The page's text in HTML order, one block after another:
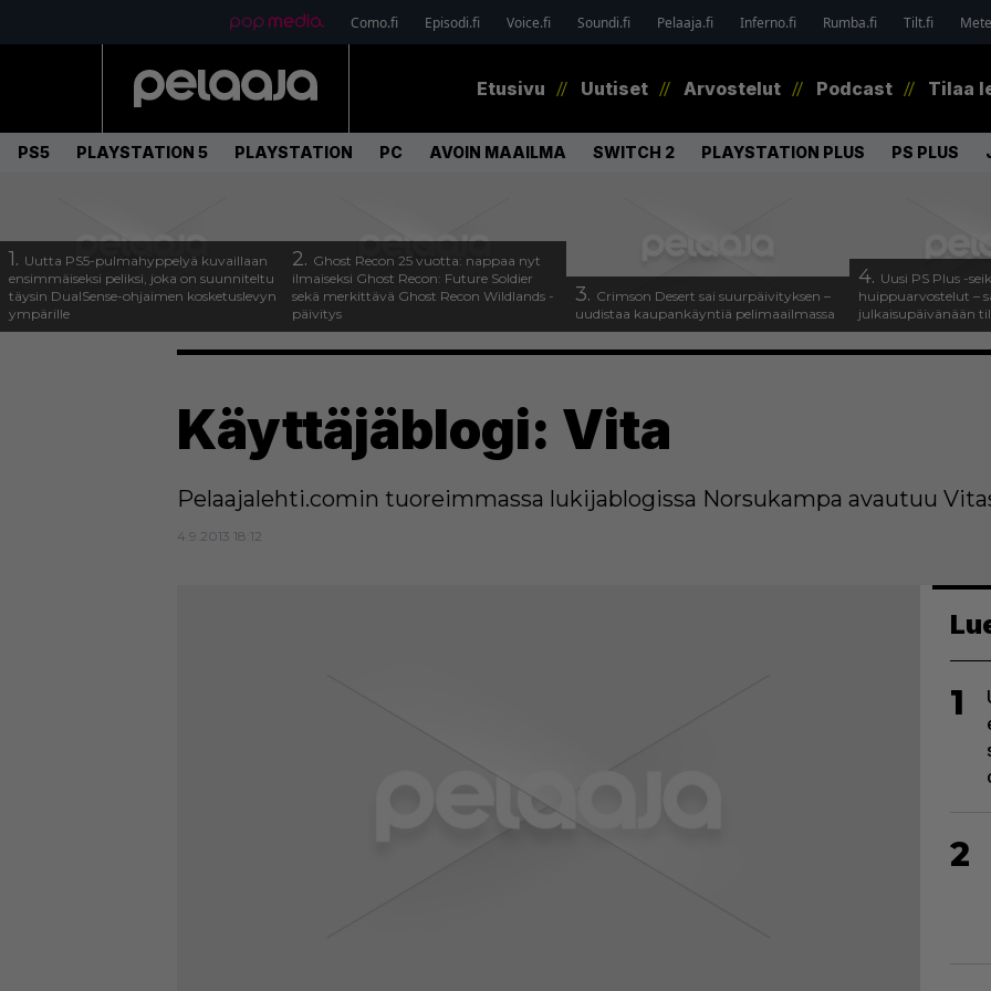
Como.fi Episodi.fi Voice.fi Soundi.fi Pelaaja.fi Inferno.fi Rumba.fi Tilt.fi
Etusivu Uutiset Arvostelut Podcast Tilaa
PS5 PLAYSTATION 5 PLAYSTATION PC AVOIN MAAILMA SWITCH 2 PLAYSTATION PLUS PS PLUS
1. Uutta PS5-pulmahyppelyä kuvaillaan
ensimmäiseksi peliksi, joka on suunniteltu
täysin DualSense-ohjaimen kosketuslevyn
ympärille
2. Ghost Recon 25 vuotta: nappaa nyt
ilmaiseksi Ghost Recon: Future Soldier
sekä merkittävä Ghost Recon Wildlands -
päivitys
3. Crimson Desert sai suurpäivityksen –
uudistaa kaupankäyntiä pelimaailmassa
4. Uusi PS Plus -
huippuarvostelut –
julkaisupäivänään
Käyttäjäblogi: Vita
Pelaajalehti.comin tuoreimmassa lukijablogissa Norsukampa avautuu
4.9.2013 18:12
1
2